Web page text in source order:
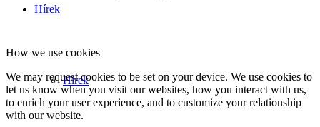
Hírek
Hírek
How we use cookies
We may request cookies to be set on your device. We use cookies to
let us know when you visit our websites, how you interact with us,
to enrich your user experience, and to customize your relationship
with our website.